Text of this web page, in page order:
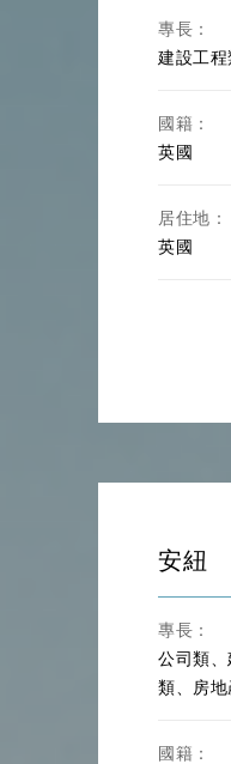
專長：
建設工
國籍：
英國
居住地：
英國
安紐
專長：
公司類
類、房
國籍：